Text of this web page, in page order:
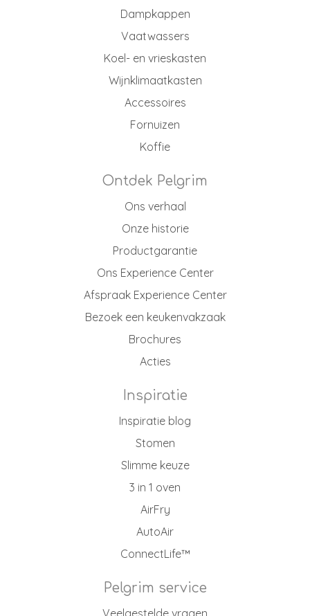
Dampkappen
Vaatwassers
Koel- en vrieskasten
Wijnklimaatkasten
Accessoires
Fornuizen
Koffie
Ontdek Pelgrim
Ons verhaal
Onze historie
Productgarantie
Ons Experience Center
Afspraak Experience Center
Bezoek een keukenvakzaak
Brochures
Acties
Inspiratie
Inspiratie blog
Stomen
Slimme keuze
3 in 1 oven
AirFry
AutoAir
ConnectLife™
Pelgrim service